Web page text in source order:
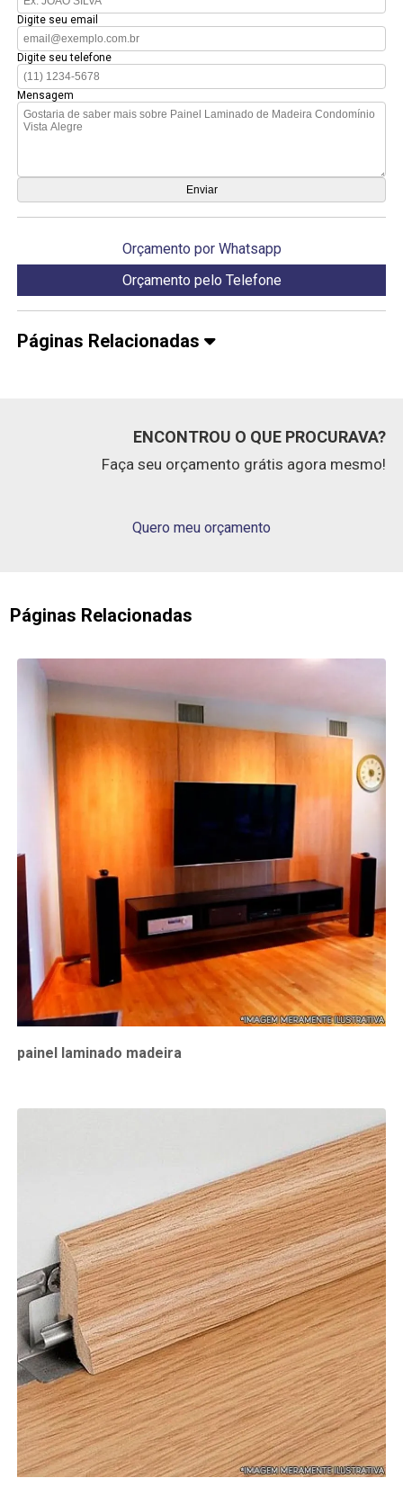
Digite seu email
Digite seu telefone
Mensagem
Orçamento por Whatsapp
Orçamento pelo Telefone
Páginas Relacionadas
ENCONTROU O QUE PROCURAVA?
Faça seu orçamento grátis agora mesmo!
Quero meu orçamento
Páginas Relacionadas
painel laminado madeira